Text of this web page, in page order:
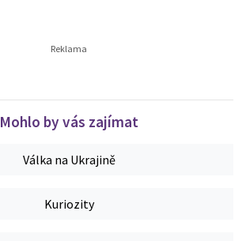
Mohlo by vás zajímat
Válka na Ukrajině
Kuriozity